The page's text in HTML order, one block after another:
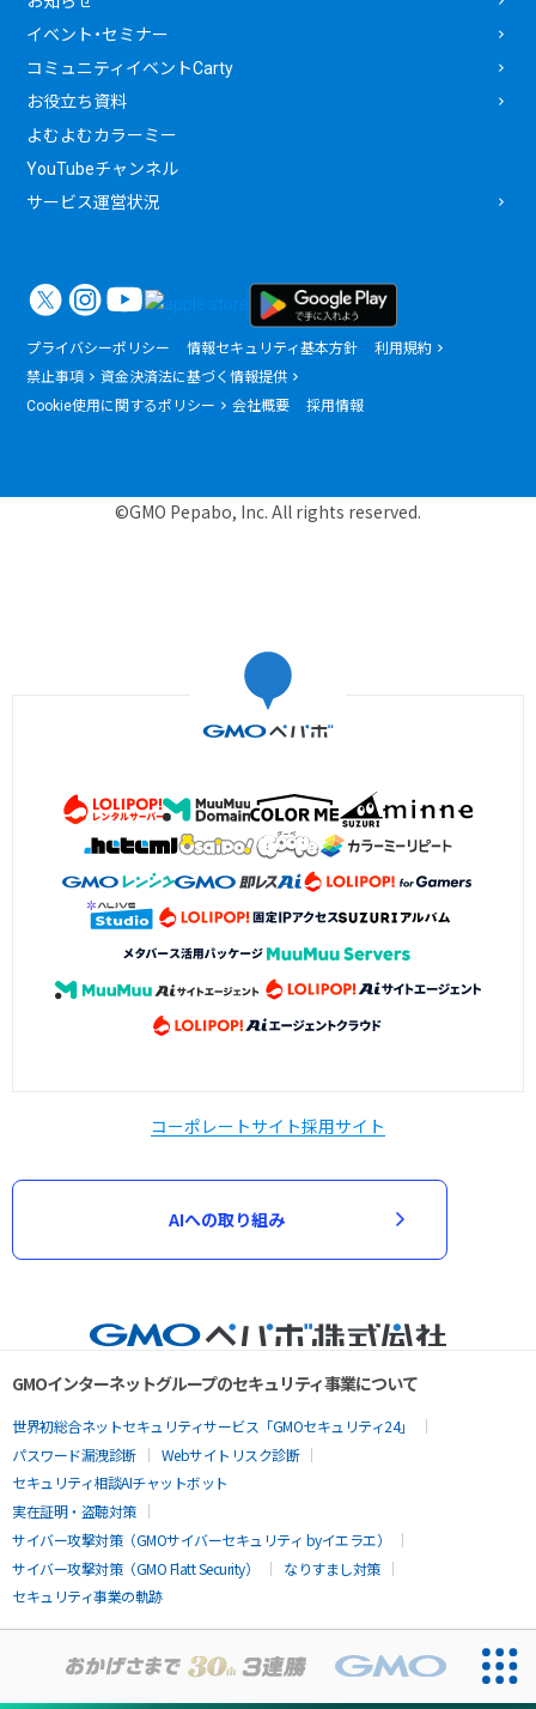
イベント・セミナー
コミュニティイベントCarty
お役立ち資料
よむよむカラーミー
YouTubeチャンネル
サービス運営状況
プライバシーポリシー 情報セキュリティ基本方針
利用規約
禁止事項
資金決済法に基づく情報提供
Cookie使用に関するポリシー
会社概要 採用情報
©GMO Pepabo, Inc. All rights reserved.
コーポレートサイト採用サイト
AIへの取り組み
GMOインターネットグループのセキュリティ事業について
世界初総合ネットセキュリティサービス「GMOセキュリティ24」
パスワード漏洩診断
Webサイトリスク診断
セキュリティ相談AIチャットボット
実在証明・盗聴対策
サイバー攻撃対策（GMOサイバーセキュリティ byイエラエ）
サイバー攻撃対策（GMO Flatt Security）
なりすまし対策
セキュリティ事業の軌跡